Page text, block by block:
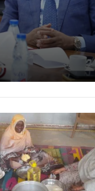
منذ 6 ساعات
الموارد المعدنية: دخول 33 شركة لمعالجة مخلفات التعدين وشركة امتياز جديدة إلى دائرة إنتاج الذهب
بنك السودان المركزي يدشن
منذ 18 ساعة
الهيئة القومية للطرق والجسور…